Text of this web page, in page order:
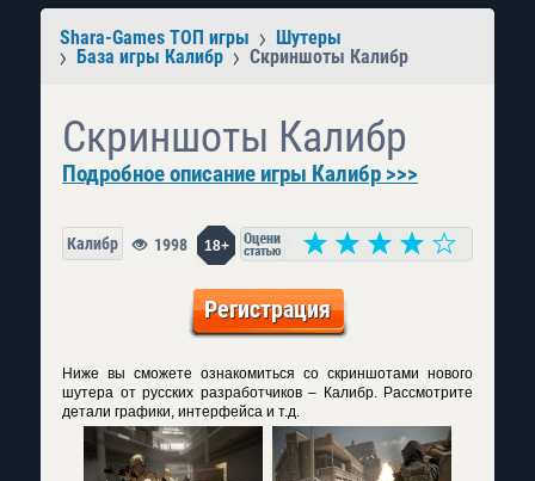
Shara-Games ТОП игры
Шутеры
База игры Калибр
Скриншоты Калибр
Скриншоты Калибр
Подробное описание игры Калибр >>>
Калибр 18+
1998
Регистрация
Ниже вы сможете ознакомиться со скриншотами нового
шутера от русских разработчиков – Калибр. Рассмотрите
детали графики, интерфейса и т.д.